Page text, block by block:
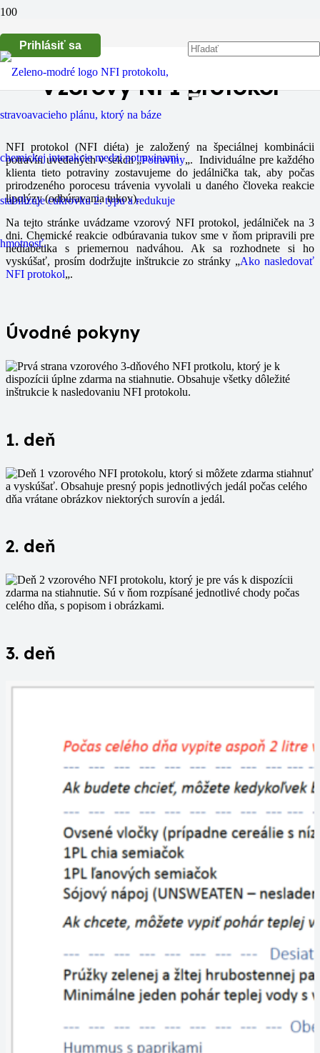
Prihlásiť sa
Vzorový NFI protokol
NFI protokol (NFI diéta) je založený na špeciálnej kombinácii
potravín uvedených v sekcii „Potraviny„. Individuálne pre každého
klienta tieto potraviny zostavujeme do jedálnička tak, aby počas
prirodzeného porocesu trávenia vyvolali u daného človeka reakcie
lipolýzy (odbúravania tukov).
Na tejto stránke uvádzame vzorový NFI protokol, jedálniček na 3
dni. Chemické reakcie odbúravania tukov sme v ňom pripravili pre
nediabetika s priemernou nadváhou. Ak sa rozhodnete si ho
vyskúšať, prosím dodržujte inštrukcie zo stránky „Ako nasledovať
NFI protokol„.
Úvodné pokyny
1. deň
2. deň
3. deň